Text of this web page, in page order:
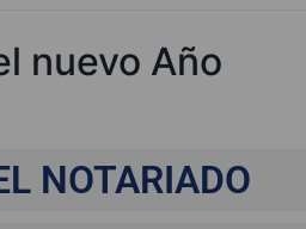
nuevo Año
NOTARIADO